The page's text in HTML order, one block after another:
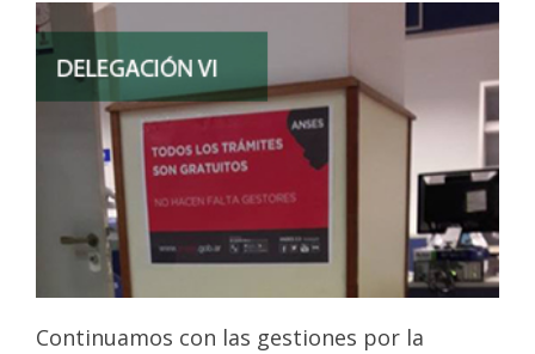
Continuamos con las gestiones por la